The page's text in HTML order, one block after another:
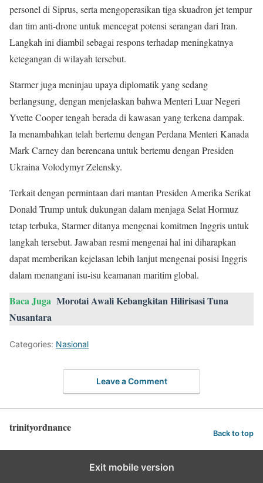
personel di Siprus, serta mengoperasikan tiga skuadron jet tempur
dan tim anti-drone untuk mencegat potensi serangan dari Iran.
Langkah ini diambil sebagai respons terhadap meningkatnya
ketegangan di wilayah tersebut.
Starmer juga meninjau upaya diplomatik yang sedang
berlangsung, dengan menjelaskan bahwa Menteri Luar Negeri
Yvette Cooper tengah berada di kawasan yang terkena dampak.
Ia menambahkan telah bertemu dengan Perdana Menteri Kanada
Mark Carney dan berencana untuk bertemu dengan Presiden
Ukraina Volodymyr Zelensky.
Terkait dengan permintaan dari mantan Presiden Amerika Serikat
Donald Trump untuk dukungan dalam menjaga Selat Hormuz
tetap terbuka, Starmer ditanya mengenai komitmen Inggris untuk
langkah tersebut. Jawaban resmi mengenai hal ini diharapkan
dapat memberikan kejelasan lebih lanjut mengenai posisi Inggris
dalam menangani isu-isu keamanan maritim global.
Baca Juga Morotai Awali Kebangkitan Hilirisasi Tuna
Nusantara
Categories: Nasional
Leave a Comment
trinityordnance Back to top
Exit mobile version